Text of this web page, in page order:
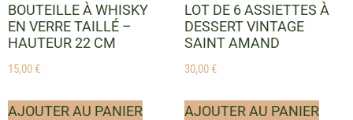
BOUTEILLE À WHISKY
EN VERRE TAILLÉ –
HAUTEUR 22 CM
15,00€
AJOUTER AU PANIER
LOT DE 6 ASSIETTES À
DESSERT VINTAGE
SAINT AMAND
30,00€
AJOUTER AU PANIER